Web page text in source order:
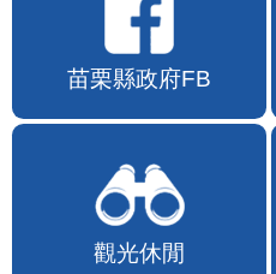
苗栗縣政府FB
觀光休閒